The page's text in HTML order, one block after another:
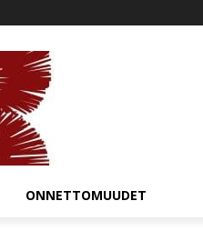
ONNETTOMUUDET